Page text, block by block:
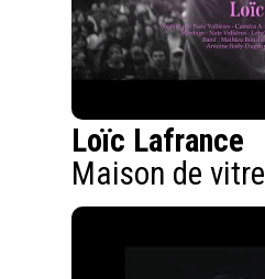
Loïc Lafrance
Maison de vitre